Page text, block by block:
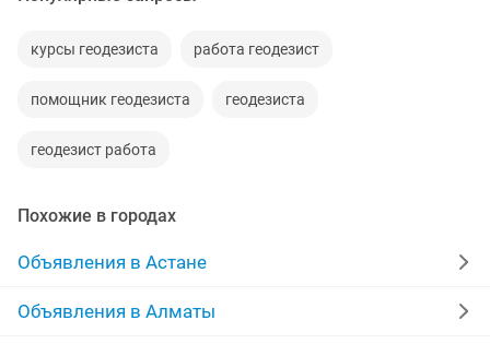
курсы геодезиста работа геодезист
помощник геодезиста геодезиста
геодезист работа
Похожие в городах
Объявления в Астане
Объявления в Алматы